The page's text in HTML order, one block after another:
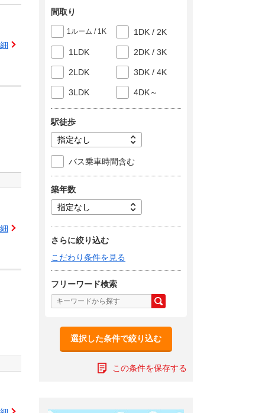
間取り
1ルーム / 1K 1DK / 2K
1LDK 2DK / 3K
2LDK 3DK / 4K
3LDK 4DK～
駅徒歩
バス乗車時間含む
築年数
さらに絞り込む
こだわり条件を見る
フリーワード検索
選択した条件で絞り込む
この条件を保存する